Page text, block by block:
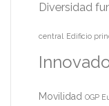
Diversidad
central Edificio
Movilidad OGP